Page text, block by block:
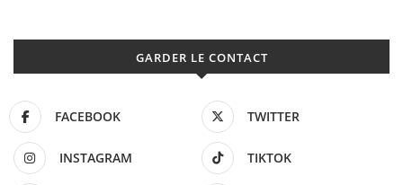
GARDER LE CONTACT
FACEBOOK TWITTER
INSTAGRAM TIKTOK